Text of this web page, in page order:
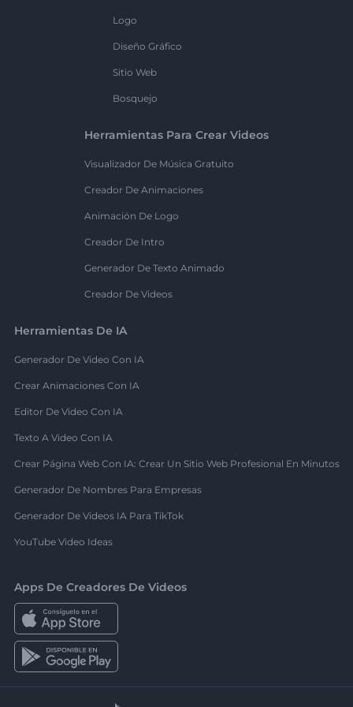
Logo
Diseño Gráfico
Sitio Web
Bosquejo
Herramientas Para Crear Videos
Visualizador De Música Gratuito
Creador De Animaciones
Animación De Logo
Creador De Intro
Generador De Texto Animado
Creador De Videos
Herramientas De IA
Generador De Video Con IA
Crear Animaciones Con IA
Editor De Video Con IA
Texto A Video Con IA
Crear Página Web Con IA: Crear Un Sitio Web Profesional En Minutos
Generador De Nombres Para Empresas
Generador De Videos IA Para TikTok
YouTube Video Ideas
Apps De Creadores De Videos